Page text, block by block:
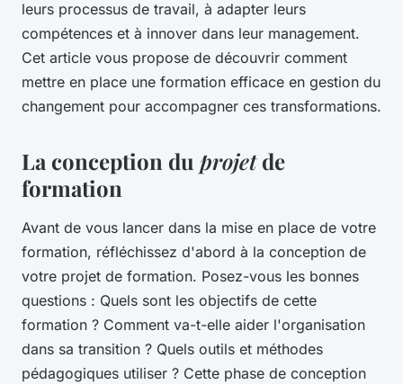
leurs processus de travail, à adapter leurs
compétences et à innover dans leur management.
Cet article vous propose de découvrir comment
mettre en place une formation efficace en gestion du
changement pour accompagner ces transformations.
La conception du projetde
formation
Avant de vous lancer dans la mise en place de votre
formation, réfléchissez d'abord à la conception de
votre projet de formation. Posez-vous les bonnes
questions : Quels sont les objectifs de cette
formation ? Comment va-t-elle aider l'organisation
dans sa transition ? Quels outils et méthodes
pédagogiques utiliser ? Cette phase de conception